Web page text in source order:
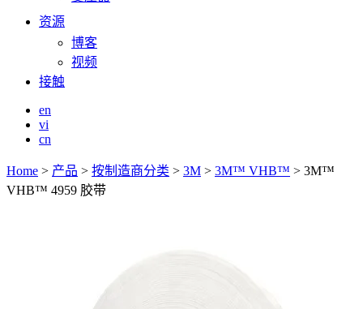
资源
博客
视频
接触
en
vi
cn
Home > 产品 > 按制造商分类 > 3M > 3M™ VHB™ > 3M™
VHB™ 4959 胶带